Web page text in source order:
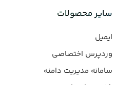
سایر محصولات
ایمیل
وردپرس‌ اختصاصی
سامانه مدیریت دامنه